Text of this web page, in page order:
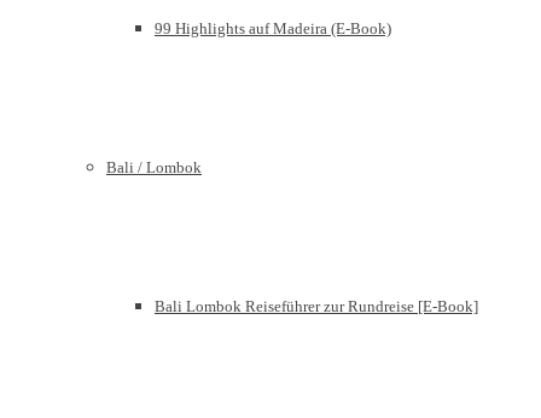
99 Highlights auf Madeira (E-Book)
Bali / Lombok
Bali Lombok Reiseführer zur Rundreise [E-Book]